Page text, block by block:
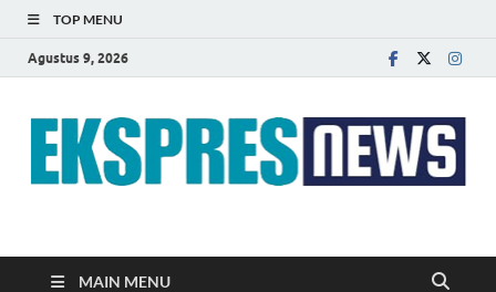
TOP MENU
Agustus 9, 2026
EKSPRES NEWS
MAIN MENU